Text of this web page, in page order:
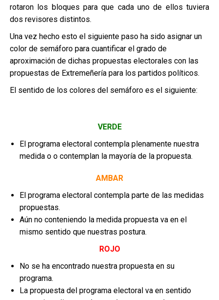
rotaron los bloques para que cada uno de ellos tuviera
dos revisores distintos.
Una vez hecho esto el siguiente paso ha sido asignar un
color de semáforo para cuantificar el grado de
aproximación de dichas propuestas electorales con las
propuestas de Extremeñería para los partidos políticos.
El sentido de los colores del semáforo es el siguiente:
VERDE
El programa electoral contempla plenamente nuestra
medida o o contemplan la mayoría de la propuesta.
AMBAR
El programa electoral contempla parte de las medidas
propuestas.
Aún no conteniendo la medida propuesta va en el
mismo sentido que nuestras postura.
ROJO
No se ha encontrado nuestra propuesta en su
programa.
La propuesta del programa electoral va en sentido